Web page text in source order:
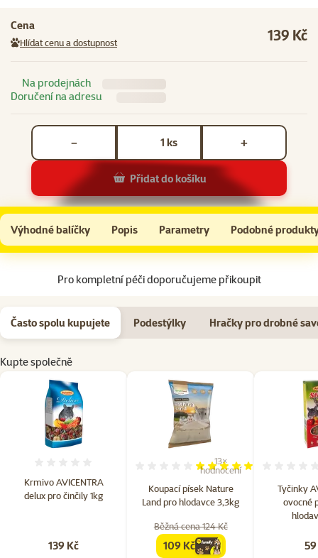
Cena
Hlídat cenu a dostupnost 139 Kč
Na prodejnách
Doručení na adresu
ks
− +
Přidat do košíku
Krmivo AVICENTRA delux pro činčily 1kg
Do košíku
Výhodné balíčky Popis Parametry Podobné
Na začátek stránky
Pro kompletní péči doporučujeme přikoupit
Často spolu kupujete Podestýlky Hračky pro drobné
Kupte společně
Krmivo AVICENTRA
delux pro činčily 1kg
139 Kč
Koupací písek Nature
Land pro hlodavce 3,3kg
Hodnocení 100%, počet
13×
hodnocení
Běžná cena 124 Kč
familycena
109 Kč
Tyčinky
ovocné